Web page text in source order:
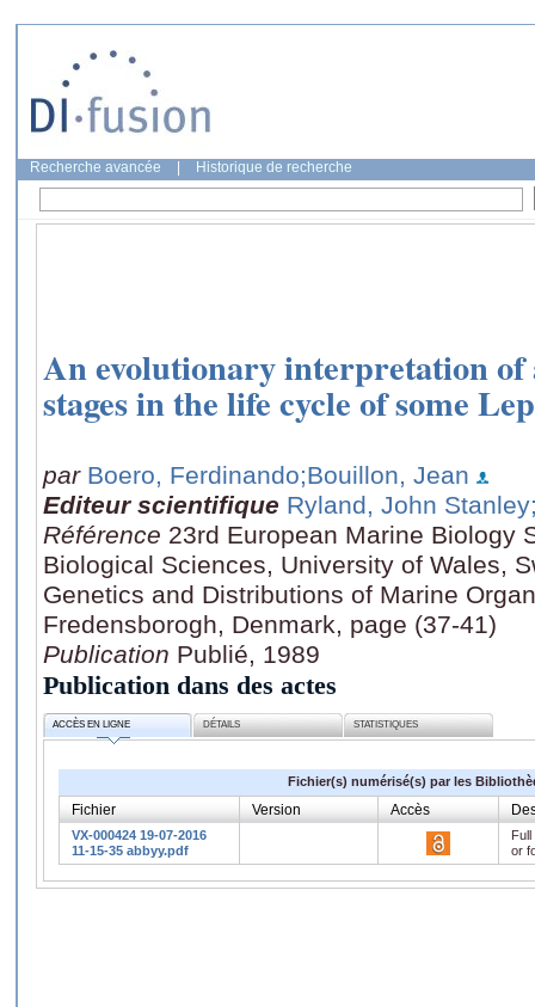
Recherche avancée Historique de recherche
An evolutionary interpretation of
stages in the life cycle of some
par Boero, Ferdinando;Bouillon, Jean
Editeur scientifique Ryland, John Stanley
Référence 23rd European Marine Biology
Biological Sciences, University of Wales,
Genetics and Distributions of Marine
Fredensborogh, Denmark, page (37-41)
Publication Publié, 1989
Publication dans des actes
ACCÈS EN LIGNE DÉTAILS STATISTIQUES
Fichier(s) numérisé(s) par les
Fichier Version Accès
VX-000424 19-07-2016
11-15-35 abbyy.pdf
or